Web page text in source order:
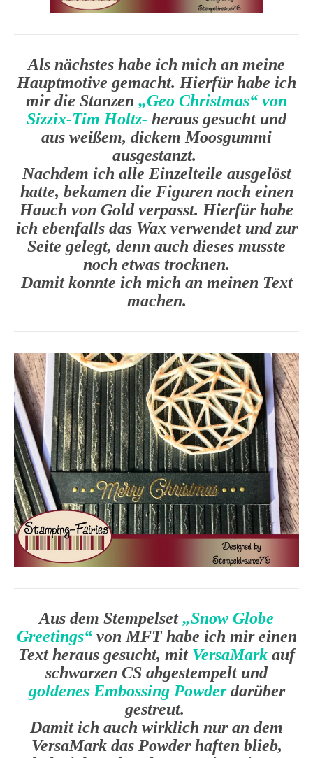
Als nächstes habe ich mich an meine
Hauptmotive gemacht. Hierfür habe ich
mir die Stanzen „Geo Christmas“ von
Sizzix-Tim Holtz- heraus gesucht und
aus weißem, dickem Moosgummi
ausgestanzt.
Nachdem ich alle Einzelteile ausgelöst
hatte, bekamen die Figuren noch einen
Hauch von Gold verpasst. Hierfür habe
ich ebenfalls das Wax verwendet und zur
Seite gelegt, denn auch dieses musste
noch etwas trocknen.
Damit konnte ich mich an meinen Text
machen.
Aus dem Stempelset„Snow Globe
Greetings“von MFT habe ich mir einen
Text heraus gesucht, mit VersaMark auf
schwarzen CS abgestempelt und
goldenes Embossing Powderdarüber
gestreut.
Damit ich auch wirklich nur an dem
VersaMark das Powder haften blieb,